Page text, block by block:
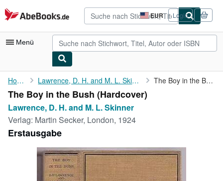
Zum Hauptinhalt
AbeBooks.de EUR
Seite
der
Einkaufseinstellungen.
Login
Menü
Nutzerkonto
Meine Bestellungen
Detailsuche
Sammlungen
Antiquarische Bücher
Kunst & Sammlerstücke
Home Lawrence, D. H. and M. L. Skinner The Boy in the Bush
The Boy in the Bush (Hardcover)
Lawrence, D. H. and M. L. Skinner
Verlag: Martin Secker, London, 1924
Erstausgabe